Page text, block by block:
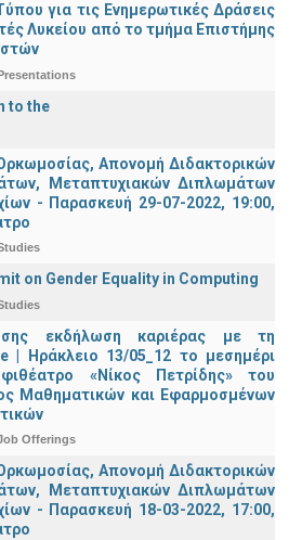
για τις Ενημερωτικές Δράσεις
Λυκείου από το τμήμα Επιστήμης
to the
Απονομή Διδακτορικών
Μεταπτυχιακών Διπλωμάτων
- Παρασκευή 29-07-2022, 19:00,
on Gender Equality in Computing
εκδήλωση καριέρας με τη
| Ηράκλειο 13/05_12 το μεσημέρι
«Νίκος Πετρίδης» του
Μαθηματικών και Εφαρμοσμένων
Offerings
Απονομή Διδακτορικών
Μεταπτυχιακών Διπλωμάτων
- Παρασκευή 18-03-2022, 17:00,